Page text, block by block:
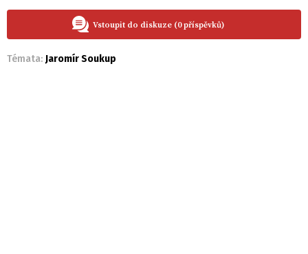
Vstoupit do diskuze (0 příspěvků)
Témata: Jaromír Soukup